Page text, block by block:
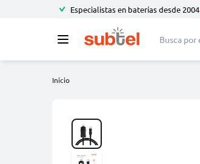
Especialistas en baterías desde 2004
Inicio